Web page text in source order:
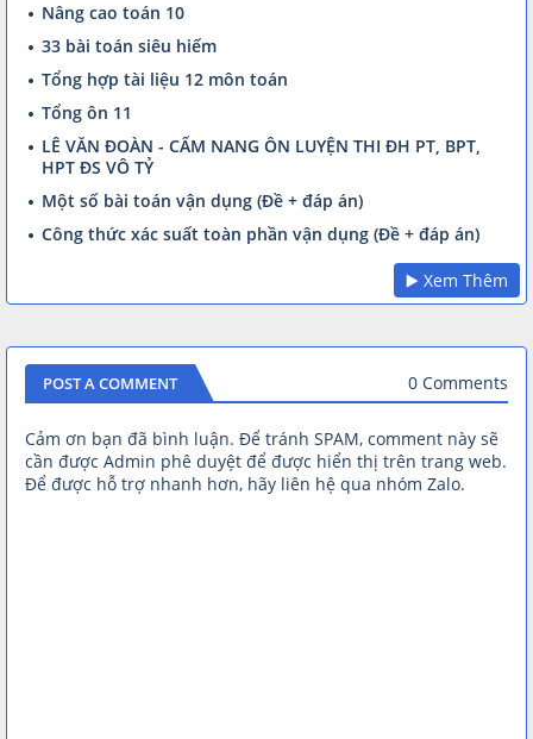
Nâng cao toán 10
33 bài toán siêu hiếm
Tổng hợp tài liệu 12 môn toán
Tổng ôn 11
LÊ VĂN ĐOÀN - CẨM NANG ÔN LUYỆN THI ĐH PT, BPT,
HPT ĐS VÔ TỶ
Một số bài toán vận dụng (Đề + đáp án)
Công thức xác suất toàn phần vận dụng (Đề + đáp án)
▶️ Xem Thêm
POST A COMMENT 0 Comments
Cảm ơn bạn đã bình luận. Để tránh SPAM, comment này sẽ
cần được Admin phê duyệt để được hiển thị trên trang web.
Để được hỗ trợ nhanh hơn, hãy liên hệ qua nhóm Zalo.